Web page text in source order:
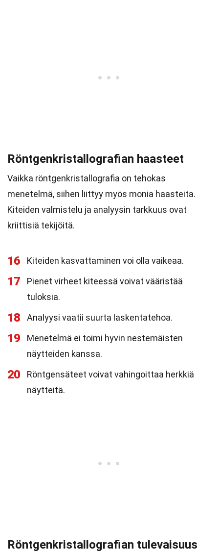
Röntgenkristallografian haasteet
Vaikka röntgenkristallografia on tehokas
menetelmä, siihen liittyy myös monia haasteita.
Kiteiden valmistelu ja analyysin tarkkuus ovat
kriittisiä tekijöitä.
16 Kiteiden kasvattaminen voi olla vaikeaa.
17
Pienet virheet kiteessä voivat vääristää
tuloksia.
18 Analyysi vaatii suurta laskentatehoa.
19
Menetelmä ei toimi hyvin nestemäisten
näytteiden kanssa.
20
Röntgensäteet voivat vahingoittaa herkkiä
näytteitä.
Röntgenkristallografian tulevaisuus